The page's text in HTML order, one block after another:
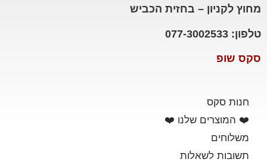
מחוץ לקניון – בחזית הכביש
טלפון: 077-3002533
סקס שופ
חנות סקס
❤️ המוצרים שלנו ❤️
משלוחים
תשובות לשאלות